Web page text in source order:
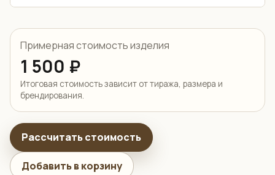
Примерная стоимость изделия
1 500 ₽
Итоговая стоимость зависит от тиража, размера и
брендирования.
Рассчитать стоимость
Добавить в корзину